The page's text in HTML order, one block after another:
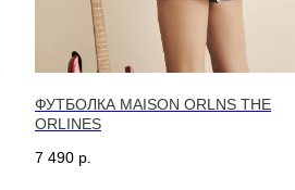
ФУТБОЛКА MAISON ORLNS THE
ORLINES
7 490 р.